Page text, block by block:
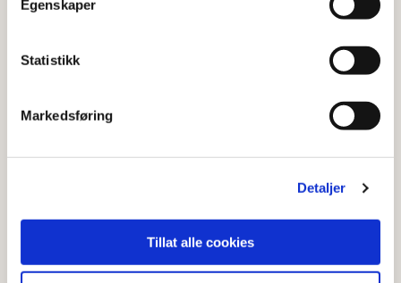
Egenskaper
Statistikk
Markedsføring
Detaljer
Tillat alle cookies